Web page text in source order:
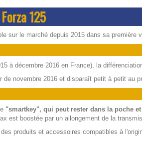
125
sur le marché depuis 2015 dans sa première
à décembre 2016 en France), la
novembre 2016 et disparaît petit à petit
"smartkey", qui peut rester dans la poche
est boostée par un allongement de la
produits et accessoires compatibles à